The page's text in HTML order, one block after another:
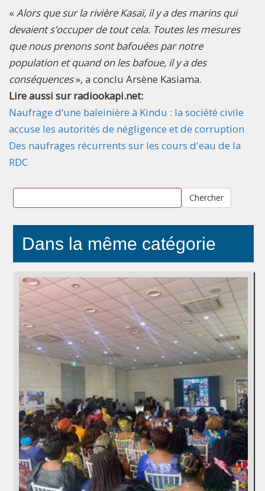
« Alors que sur la rivière Kasaï, il y a des marins qui
devaient s’occuper de tout cela. Toutes les mesures
que nous prenons sont bafouées par notre
population et quand on les bafoue, il y a des
conséquences», a conclu Arsène Kasiama.
Lire aussi sur radiookapi.net:
Naufrage d’une baleinière à Kindu : la société civile
accuse les autorités de négligence et de corruption
Des naufrages récurrents sur les cours d'eau de la
RDC
Chercher
Dans la même catégorie